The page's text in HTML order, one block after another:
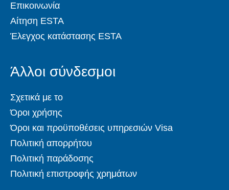
Επικοινωνία
Αίτηση ESTA
Έλεγχος κατάστασης ESTA
Άλλοι σύνδεσμοι
Σχετικά με το
Όροι χρήσης
Όροι και προϋποθέσεις υπηρεσιών Visa
Πολιτική απορρήτου
Πολιτική παράδοσης
Πολιτική επιστροφής χρημάτων